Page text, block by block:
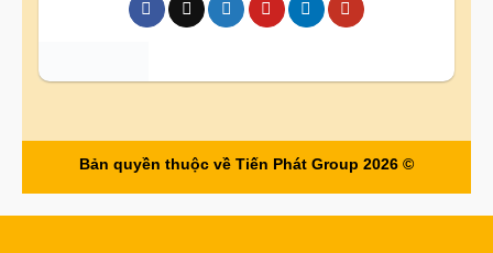
Bản quyền thuộc về Tiến Phát Group 2026 ©